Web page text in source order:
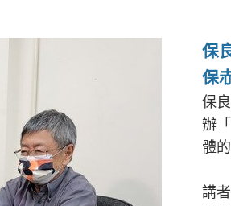
保
保
保
辦
體
講